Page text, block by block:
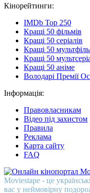
Кінорейтинги:
IMDb Top 250
Кращі 50 фільмів
Кращі 50 серіалів
Кращі 50
Кращі 50
Кращі 50 аніме
Володарі Премії
Інформація:
Правовласникам
Відео під захистом
Правила
Реклама
Карта сайту
FAQ
Moviestape - це
вас у неймовірну